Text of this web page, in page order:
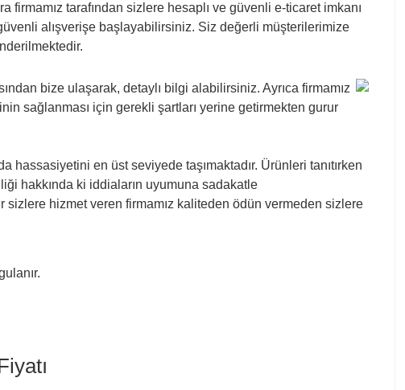
tarafından sizlere hesaplı ve güvenli e-ticaret imkanı
alışverişe başlayabilirsiniz. Siz değerli müşterilerimize
bize ulaşarak, detaylı bilgi alabilirsiniz. Ayrıca firmamız
sağlanması için gerekli şartları yerine getirmekten gurur
en üst seviyede taşımaktadır. Ürünleri tanıtırken
hakkında ki iddiaların uyumuna sadakatle
sizlere hizmet veren firmamız kaliteden ödün vermeden sizlere